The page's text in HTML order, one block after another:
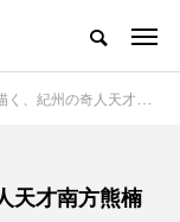
才南方熊楠『猫楠 南方熊楠の生涯』
天才南方熊楠